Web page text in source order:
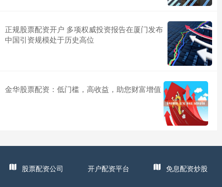
正规股票配资开户 多项权威投资报告在厦门发布
中国引资规模处于历史高位
金华股票配资：低门槛，高收益，助您财富增值
股票配资公司 开户配资平台 免息配资炒股